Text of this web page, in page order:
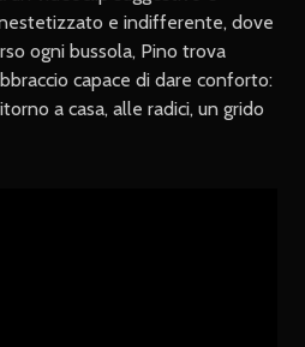
e indifferente, dove
ogni bussola, Pino trova
capace di dare conforto:
a casa, alle radici, un grido